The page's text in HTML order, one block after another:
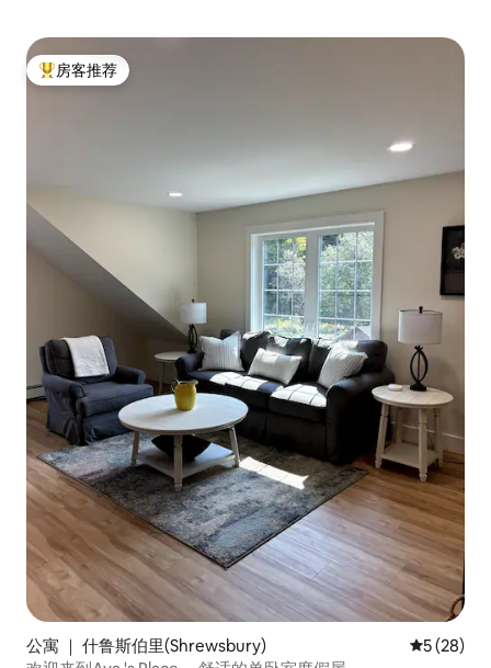
热门「房客推荐」
房客推荐
公寓 ｜ 什鲁斯伯里(Shrewsbury) 平均评分
5 (28)